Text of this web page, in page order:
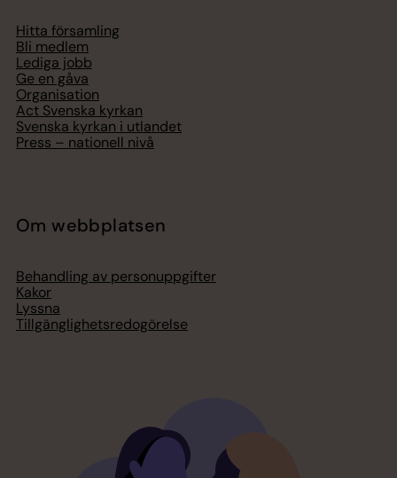
Hitta församling
Bli medlem
Lediga jobb
Ge en gåva
Organisation
Act Svenska kyrkan
Svenska kyrkan i utlandet
Press – nationell nivå
Om webbplatsen
Behandling av personuppgifter
Kakor
Lyssna
Tillgänglighetsredogörelse